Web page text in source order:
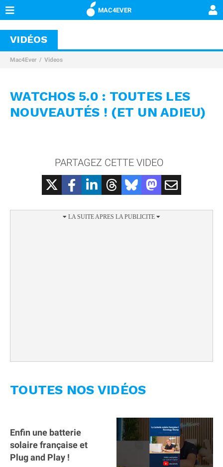
MAC4EVER
VIDÉOS
Mac4Ever Videos
WATCHOS 5.0 : TOUTES LES
NOUVEAUTÉS ! (ET UN ADIEU)
PARTAGEZ CETTE VIDEO
TOUTES NOS VIDÉOS
Enfin une batterie
solaire française et
Plug and Play !